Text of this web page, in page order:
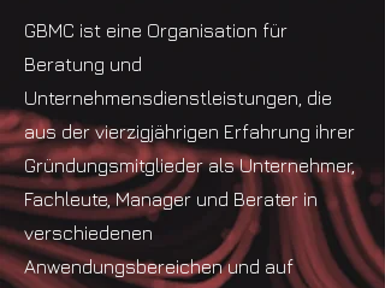
GBMC ist eine Organisation für
Beratung und
Unternehmensdienstleistungen, die
aus der vierzigjährigen Erfahrung ihrer
Gründungsmitglieder als Unternehmer,
Fachleute, Manager und Berater in
verschiedenen
Anwendungsbereichen und auf